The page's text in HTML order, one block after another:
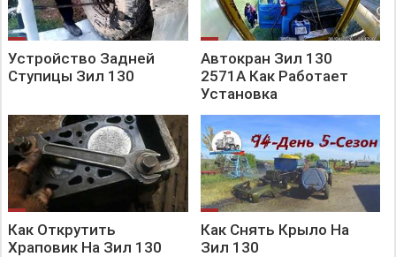
Устройство Задней
Ступицы Зил 130
Автокран Зил 130
2571А Как Работает
Установка
Как Открутить
Храповик На Зил 130
Как Снять Крыло На
Зил 130